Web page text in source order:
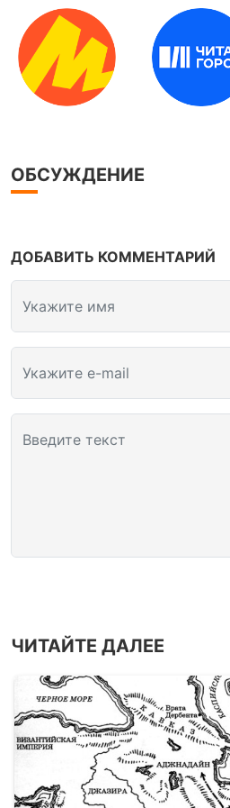
ОБСУЖДЕНИЕ
ДОБАВИТЬ КОММЕНТАРИЙ
Укажите имя
Укажите e-mail
Введите текст
ЧИТАЙТЕ ДАЛЕЕ